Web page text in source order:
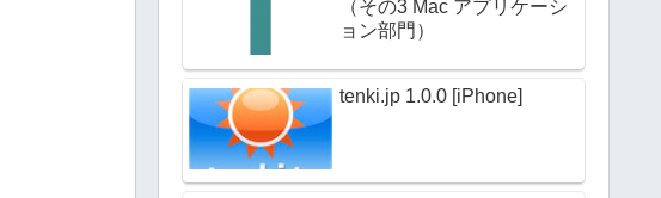
（その3 Mac アプリケーシ
ョン部門）
tenki.jp 1.0.0 [iPhone]